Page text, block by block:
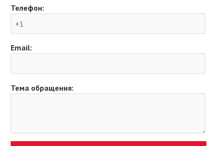
Телефон:
Email:
Тема обращения: